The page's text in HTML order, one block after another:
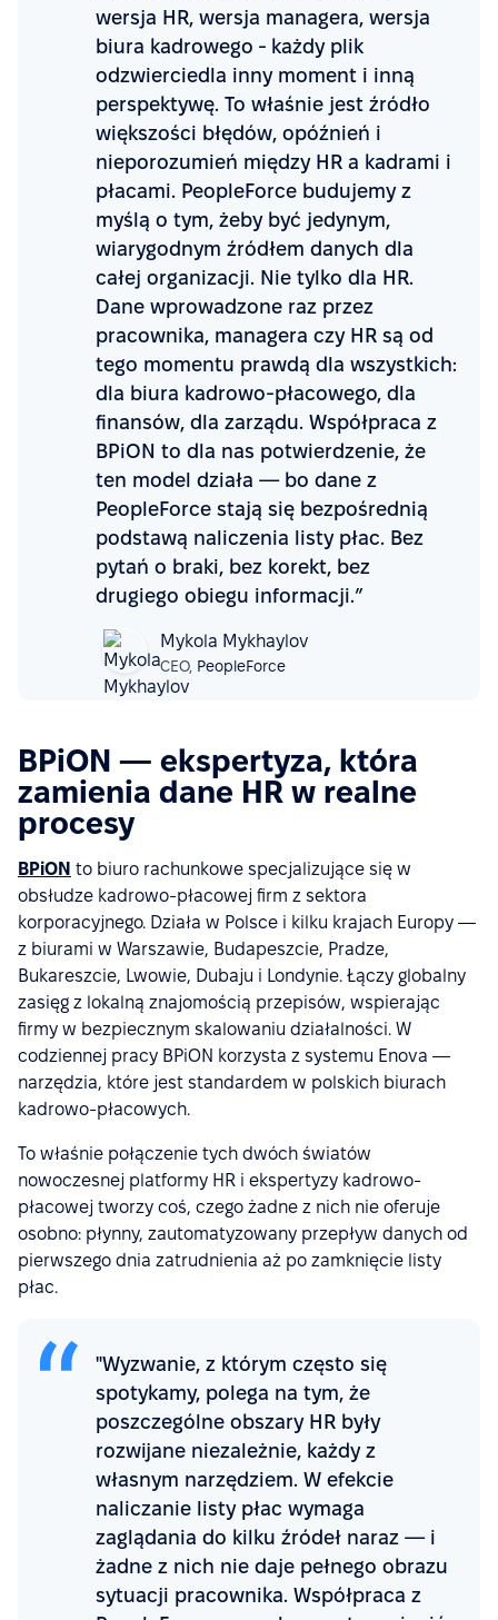
wersja HR, wersja managera, wersja
biura kadrowego - każdy plik
odzwierciedla inny moment i inną
perspektywę. To właśnie jest źródło
większości błędów, opóźnień i
nieporozumień między HR a kadrami i
płacami. PeopleForce budujemy z
myślą o tym, żeby być jedynym,
wiarygodnym źródłem danych dla
całej organizacji. Nie tylko dla HR.
Dane wprowadzone raz przez
pracownika, managera czy HR są od
tego momentu prawdą dla wszystkich:
dla biura kadrowo-płacowego, dla
finansów, dla zarządu. Współpraca z
BPiON to dla nas potwierdzenie, że
ten model działa — bo dane z
PeopleForce stają się bezpośrednią
podstawą naliczenia listy płac. Bez
pytań o braki, bez korekt, bez
drugiego obiegu informacji.”
Mykola Mykhaylov
CEO, PeopleForce
BPiON — ekspertyza, która
zamienia dane HR w realne
procesy
BPiON to biuro rachunkowe specjalizujące się w
obsłudze kadrowo-płacowej firm z sektora
korporacyjnego. Działa w Polsce i kilku krajach Europy —
z biurami w Warszawie, Budapeszcie, Pradze,
Bukareszcie, Lwowie, Dubaju i Londynie. Łączy globalny
zasięg z lokalną znajomością przepisów, wspierając
firmy w bezpiecznym skalowaniu działalności. W
codziennej pracy BPiON korzysta z systemu Enova —
narzędzia, które jest standardem w polskich biurach
kadrowo-płacowych.
To właśnie połączenie tych dwóch światów
nowoczesnej platformy HR i ekspertyzy kadrowo-
płacowej tworzy coś, czego żadne z nich nie oferuje
osobno: płynny, zautomatyzowany przepływ danych od
pierwszego dnia zatrudnienia aż po zamknięcie listy
płac.
"Wyzwanie, z którym często się
spotykamy, polega na tym, że
poszczególne obszary HR były
rozwijane niezależnie, każdy z
własnym narzędziem. W efekcie
naliczanie listy płac wymaga
zaglądania do kilku źródeł naraz — i
żadne z nich nie daje pełnego obrazu
sytuacji pracownika. Współpraca z